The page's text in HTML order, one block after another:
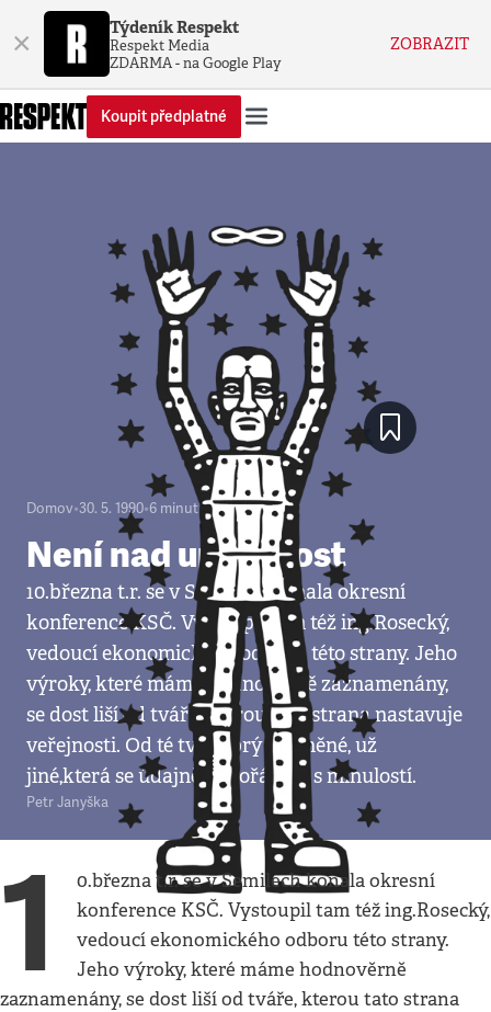
× Týdeník Respekt
Respekt Media
ZDARMA - na Google Play
ZOBRAZIT
Koupit předplatné
Domov•30. 5. 1990•6 minut
Není nad upřímnost
10.března t.r. se v Semilech konala okresní
konference KSČ. Vystoupil tam též ing.Rosecký,
vedoucí ekonomického odboru této strany. Jeho
výroky, které máme hodnověrně zaznamenány,
se dost liší od tváře, kterou tato strana nastavuje
veřejnosti. Od té tváře prý změněné, už
jiné,která se údajně vypořádala s minulostí.
Petr Janyška
1
0.března t.r. se v Semilech konala okresní
konference KSČ. Vystoupil tam též ing.Rosecký,
vedoucí ekonomického odboru této strany.
Jeho výroky, které máme hodnověrně
zaznamenány, se dost liší od tváře, kterou tato strana